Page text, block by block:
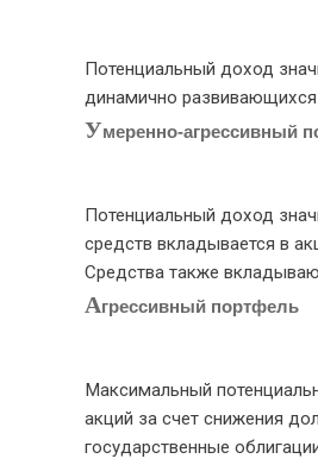
Потенциальный доход
динамично развивающихся
Умеренно-агрессивный
Потенциальный доход
средств вкладывается в
Средства также
Агрессивный портфель
Максимальный
акций за счет снижения
государственные